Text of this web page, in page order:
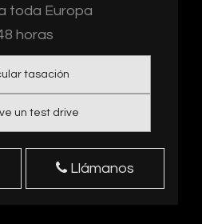
toda Europa
horas
tasación
un test drive
Llámanos